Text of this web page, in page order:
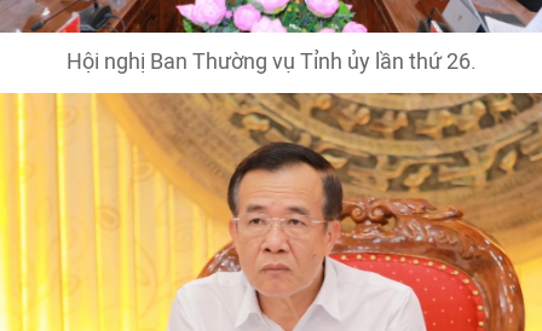
Hội nghị Ban Thường vụ Tỉnh ủy lần thứ 26.